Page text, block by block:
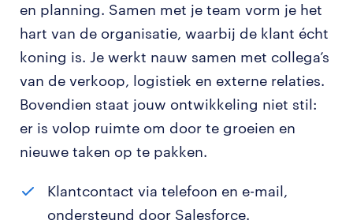
en planning. Samen met je team vorm je het
hart van de organisatie, waarbij de klant écht
koning is. Je werkt nauw samen met collega’s
van de verkoop, logistiek en externe relaties.
Bovendien staat jouw ontwikkeling niet stil:
er is volop ruimte om door te groeien en
nieuwe taken op te pakken.
Klantcontact via telefoon en e-mail,
ondersteund door Salesforce.